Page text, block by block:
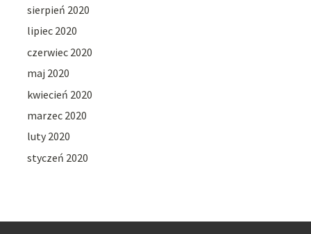
sierpień 2020
lipiec 2020
czerwiec 2020
maj 2020
kwiecień 2020
marzec 2020
luty 2020
styczeń 2020